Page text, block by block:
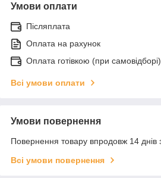
Умови оплати
Післяплата
Оплата на рахунок
Оплата готівкою (при самовідборі)
Всі умови оплати
Умови повернення
Повернення товару впродовж 14 днів
Всі умови повернення